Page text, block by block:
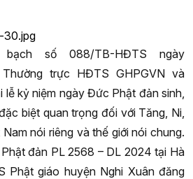
số 088/TB-HĐTS ngày
trực HĐTS GHPGVN và
kỷ niệm ngày Đức Phật đản sinh,
biệt quan trọng đối với Tăng, Ni,
nói riêng và thế giới nói chung.
đản PL 2568 – DL 2024 tại Hà
Phật giáo huyện Nghi Xuân đăng